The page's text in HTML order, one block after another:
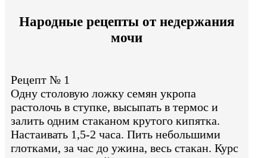
Народные рецепты от недержания
мочи
Рецепт № 1
Одну столовую ложку семян укропа
растолочь в ступке, высыпать в термос и
залить одним стаканом крутого кипятка.
Настаивать 1,5-2 часа. Пить небольшими
глотками, за час до ужина, весь стакан. Курс